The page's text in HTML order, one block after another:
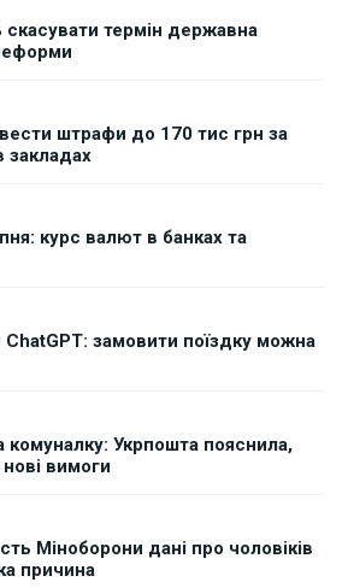
скасувати термін державна
штрафи до 170 тис грн за
закладах
курс валют в банках та
ChatGPT: замовити поїздку можна
комуналку: Укрпошта пояснила,
вимоги
Міноборони дані про чоловіків
причина